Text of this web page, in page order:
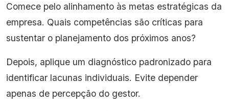
Comece pelo alinhamento às metas estratégicas da
empresa. Quais competências são críticas para
sustentar o planejamento dos próximos anos?
Depois, aplique um diagnóstico padronizado para
identificar lacunas individuais. Evite depender
apenas de percepção do gestor.